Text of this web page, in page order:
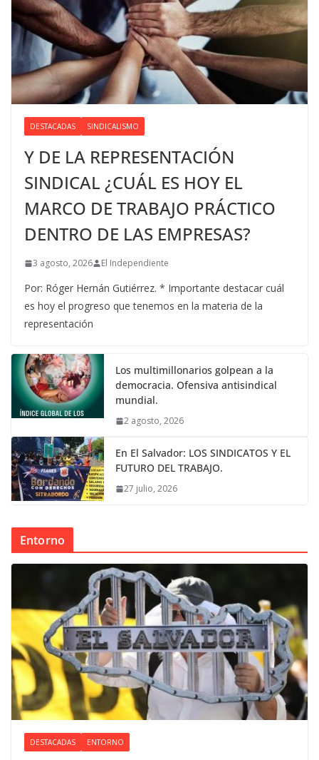
DESTACADAS SINDICALISMO
Y DE LA REPRESENTACIÓN
SINDICAL ¿CUÁL ES HOY EL
MARCO DE TRABAJO PRÁCTICO
DENTRO DE LAS EMPRESAS?
3 agosto, 2026 El Independiente
Por: Róger Hernán Gutiérrez. * Importante destacar cuál
es hoy el progreso que tenemos en la materia de la
representación
Los multimillonarios golpean a la
democracia. Ofensiva antisindical
mundial.
2 agosto, 2026
En El Salvador: LOS SINDICATOS Y EL
FUTURO DEL TRABAJO.
27 julio, 2026
Entorno
DESTACADAS ENTORNO